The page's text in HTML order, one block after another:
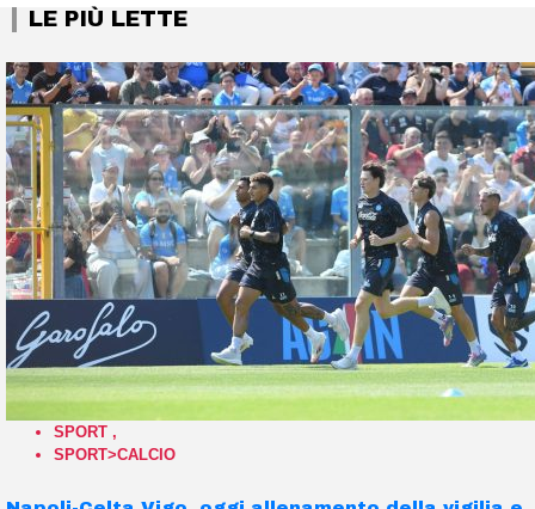
LE PIÙ LETTE
SPORT ,
SPORT>CALCIO